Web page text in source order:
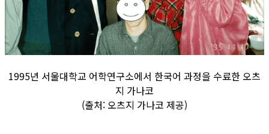
1995년 서울대학교 어학연구소에서 한국어 과정을 수료한 오츠
지 가나코
(출처: 오츠지 가나코 제공)